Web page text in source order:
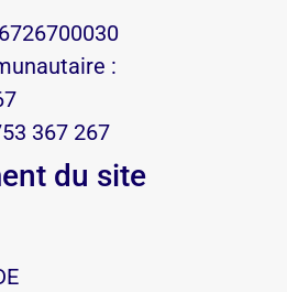
:
367 267
du site